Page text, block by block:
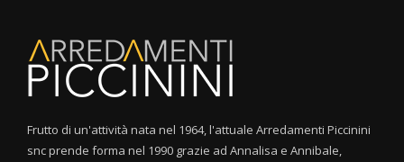
Frutto di un'attività nata nel 1964, l'attuale Arredamenti Piccinini
snc prende forma nel 1990 grazie ad Annalisa e Annibale,